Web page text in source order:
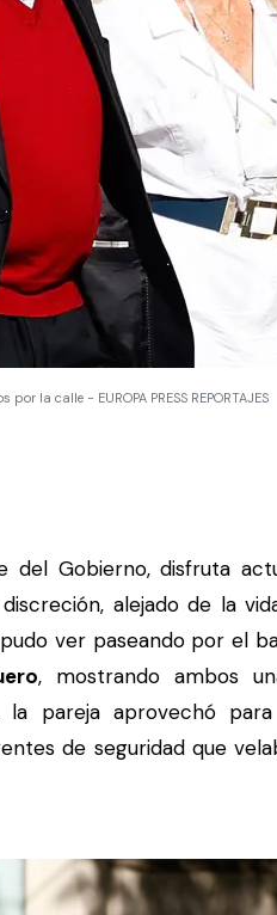
la calle - EUROPA PRESS REPORTAJES
del Gobierno, disfruta
alejado de la
ver paseando por el
, mostrando ambos
pareja aprovechó
de seguridad que